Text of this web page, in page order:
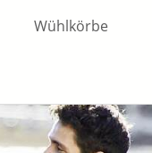
Wühlkörbe